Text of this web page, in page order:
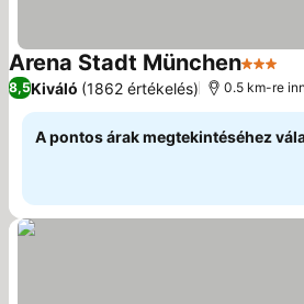
Arena Stadt München3
8,5Kiváló (1862 értékelés) 0.5 km-re
A pontos árak megtekintéséhez